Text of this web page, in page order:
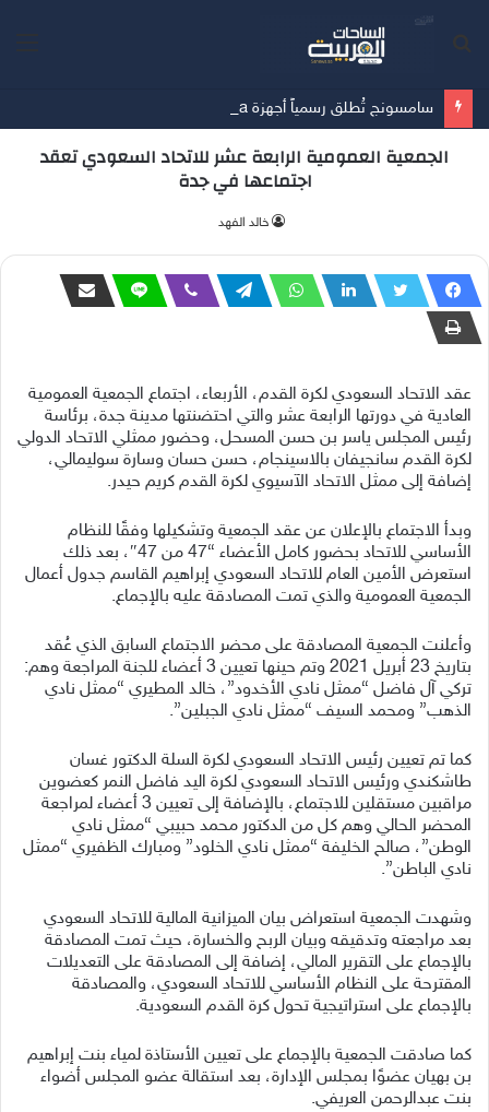
الجمعية العمومية الرابعة عشر للاتحاد السعودي تعقد
اجتماعها في جدة
‫خالد الفهد
عقد الاتحاد السعودي لكرة القدم، الأربعاء، اجتماع الجمعية العمومية
العادية في دورتها الرابعة عشر والتي احتضنتها مدينة جدة، برئاسة
رئيس المجلس ياسر بن حسن المسحل، وحضور ممثلي الاتحاد الدولي
لكرة القدم سانجيفان بالاسينجام، حسن حسان وسارة سوليمالي،
إضافة إلى ممثل الاتحاد الآسيوي لكرة القدم كريم حيدر.
وبدأ الاجتماع بالإعلان عن عقد الجمعية وتشكيلها وفقًا للنظام
الأساسي للاتحاد بحضور كامل الأعضاء “47 من 47″، بعد ذلك
استعرض الأمين العام للاتحاد السعودي إبراهيم القاسم جدول أعمال
الجمعية العمومية والذي تمت المصادقة عليه بالإجماع.
وأعلنت الجمعية المصادقة على محضر الاجتماع السابق الذي عُقد
بتاريخ 23 أبريل 2021 وتم حينها تعيين 3 أعضاء للجنة المراجعة وهم:
تركي آل فاضل “ممثل نادي الأخدود”، خالد المطيري “ممثل نادي
الذهب” ومحمد السيف “ممثل نادي الجبلين”.
كما تم تعيين رئيس الاتحاد السعودي لكرة السلة الدكتور غسان
طاشكندي ورئيس الاتحاد السعودي لكرة اليد فاضل النمر كعضوين
مراقبين مستقلين للاجتماع، بالإضافة إلى تعيين 3 أعضاء لمراجعة
المحضر الحالي وهم كل من الدكتور محمد حبيبي “ممثل نادي
الوطن”، صالح الخليفة “ممثل نادي الخلود” ومبارك الظفيري “ممثل
نادي الباطن”.
وشهدت الجمعية استعراض بيان الميزانية المالية للاتحاد السعودي
بعد مراجعته وتدقيقه وبيان الربح والخسارة، حيث تمت المصادقة
بالإجماع على التقرير المالي، إضافة إلى المصادقة على التعديلات
المقترحة على النظام الأساسي للاتحاد السعودي، والمصادقة
بالإجماع على استراتيجية تحول كرة القدم السعودية.
كما صادقت الجمعية بالإجماع على تعيين الأستاذة لمياء بنت إبراهيم
بن بهيان عضوًا بمجلس الإدارة، بعد استقالة عضو المجلس أضواء
بنت عبدالرحمن العريفي.